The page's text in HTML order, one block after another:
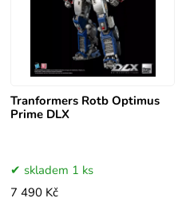
Tranformers Rotb Optimus
Prime DLX
skladem 1 ks
7 490 Kč